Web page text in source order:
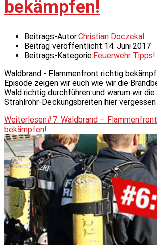
bekämpfen!
Beitrags-Autor:Christian Doczekal
Beitrag veröffentlicht:14. Juni 2017
Beitrags-Kategorie:Feuerwehr Tipps!
Waldbrand - Flammenfront richtig
Episode zeigen wir euch wie wir die
Wald richtig durchführen und warum wir
Strahlrohr-Deckungsbreiten hier
Weiterlesen#7: Waldbrand –
bekämpfen!